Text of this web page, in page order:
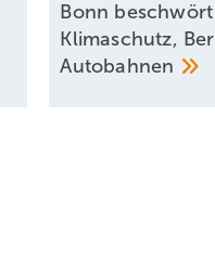
Bonn
Klimaschutz,
Autobahnen